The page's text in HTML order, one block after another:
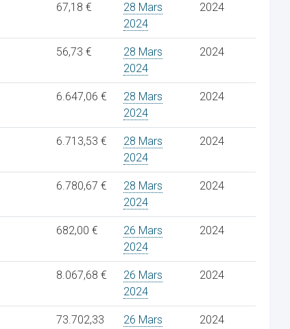
67,18 €
28 Mars
2024
2024
56,73 €
28 Mars
2024
2024
6.647,06 €
28 Mars
2024
2024
6.713,53 €
28 Mars
2024
2024
6.780,67 €
28 Mars
2024
2024
682,00 €
26 Mars
2024
2024
8.067,68 €
26 Mars
2024
2024
73.702,33
26 Mars
2024